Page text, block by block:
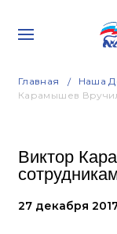
Главная Наша
Карамышев
Виктор
27 декабря